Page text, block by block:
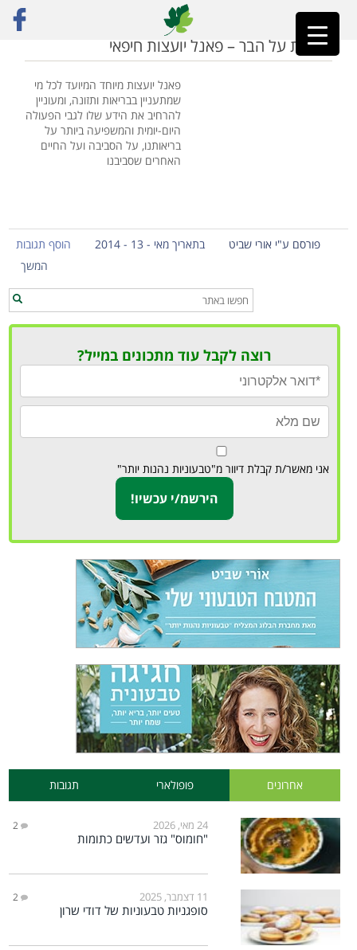
ראשי»טבעונות בריאה
בריאות על הבר – פאנל יועצות חיפאי
פאנל יועצות מיוחד המיועד לכל מי
שמתעניין בבריאות ותזונה, ומעוניין
להרחיב את הידע שלו לגבי הפעולה
היום-יומית והמשפיעה ביותר על
בריאותנו, על הסביבה ועל החיים
האחרים שסביבנו
פורסם ע"י אורי שביט בתאריך מאי - 13 - 2014
הוסף תגובות
המשך
רוצה לקבל עוד מתכונים במייל?
אני מאשר/ת קבלת דיוור מ"טבעוניות נהנות יותר"
אחרונים פופולארי תגובות
24 מאי, 2026 2
"חומוס" גזר ועדשים כתומות
11 דצמבר, 2025 2
סופגניות טבעוניות של דודי שרון